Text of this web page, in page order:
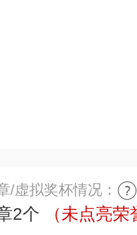
/虚拟奖杯情况：
2个 （未点亮